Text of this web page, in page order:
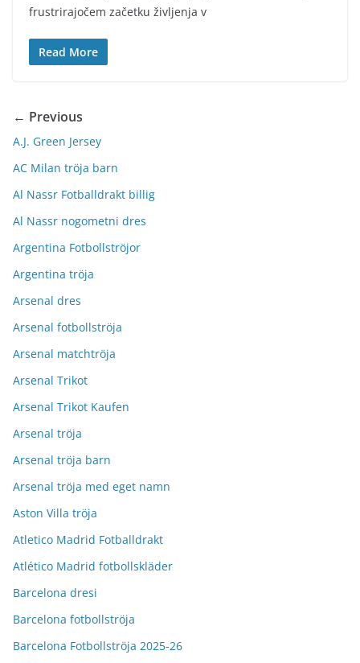
frustrirajočem začetku življenja v
Read More
← Previous
A.J. Green Jersey
AC Milan tröja barn
Al Nassr Fotballdrakt billig
Al Nassr nogometni dres
Argentina Fotbollströjor
Argentina tröja
Arsenal dres
Arsenal fotbollströja
Arsenal matchtröja
Arsenal Trikot
Arsenal Trikot Kaufen
Arsenal tröja
Arsenal tröja barn
Arsenal tröja med eget namn
Aston Villa tröja
Atletico Madrid Fotballdrakt
Atlético Madrid fotbollskläder
Barcelona dresi
Barcelona fotbollströja
Barcelona Fotbollströja 2025-26